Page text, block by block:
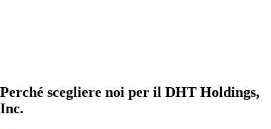
Perché scegliere noi per il DHT Holdings,
Inc.